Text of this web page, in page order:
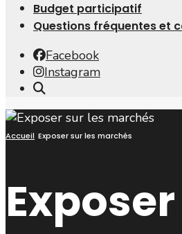
Budget participatif
Questions fréquentes et
Facebook
Instagram
Window
Accueil Exposer sur les marchés